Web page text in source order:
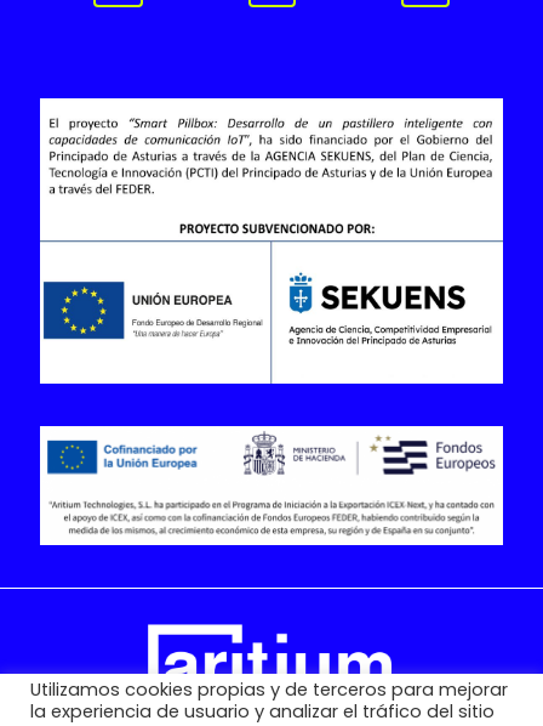
Utilizamos cookies propias y de terceros para mejorar
la experiencia de usuario y analizar el tráfico del sitio